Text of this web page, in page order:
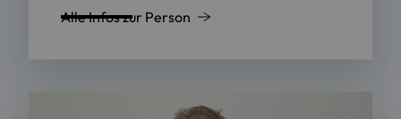
Alle Infos zur Person